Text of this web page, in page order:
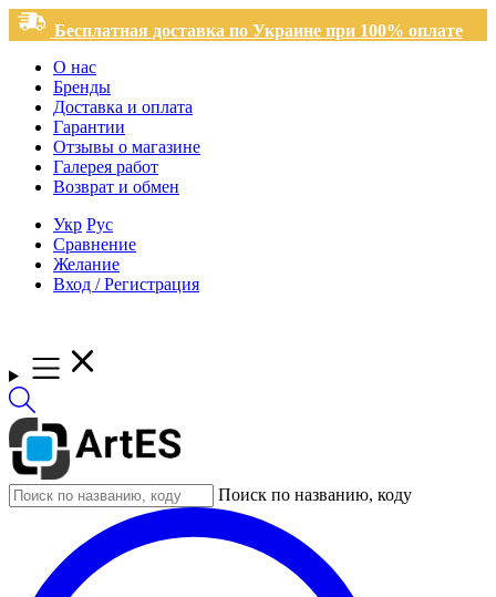
Бесплатная доставка по Украине при 100% оплате
О нас
Бренды
Доставка и оплата
Гарантии
Отзывы о магазине
Галерея работ
Возврат и обмен
Укр Рус
Сравнение
Желание
Вход / Регистрация
Поиск по названию, коду